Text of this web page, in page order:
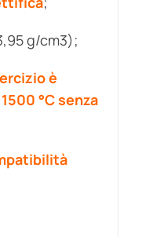
g/cm3);
è
°C senza